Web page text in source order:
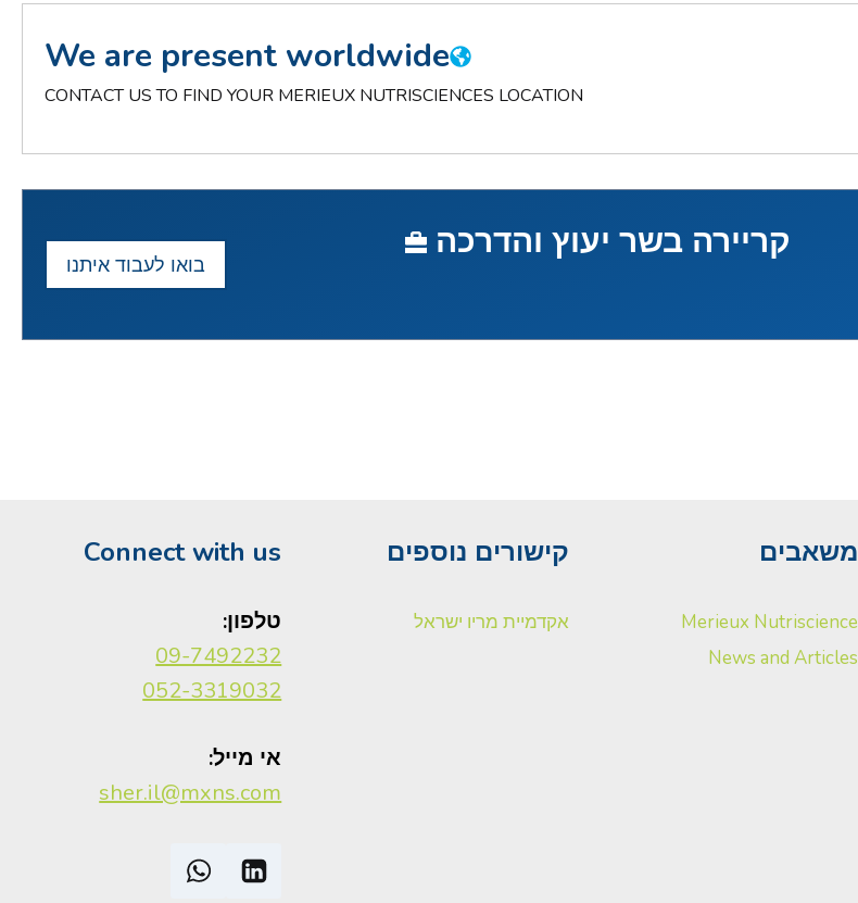
We are present worldwide
CONTACT US TO FIND YOUR MERIEUX NUTRISCIENCES LOCATION
קריירה בשר יעוץ והדרכה
בואו לעבוד איתנו
משאבים
Merieux Nutriscience
News and Articles
קישורים נוספים
אקדמיית מריו ישראל
Connect with us
טלפון:
09-7492232
052-3319032
אי מייל:
sher.il@mxns.com